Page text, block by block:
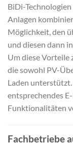
BiDi-
Anlagen
Möglichkeit, den
und diesen dann
Um diese Vorteile
die sowohl PV-
Laden
entsprechendes
Funktionalitäten
Fachbetriebe